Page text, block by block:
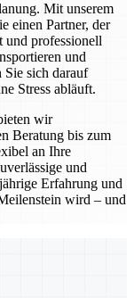
Mit unserem
einen Partner, der
und professionell
und
Sie sich darauf
Stress abläuft.
wir
Beratung bis zum
an Ihre
und
Erfahrung und
wird – und